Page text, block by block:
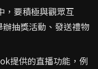
，要積極與觀眾互
抽獎活動、發送禮物
提供的直播功能，例